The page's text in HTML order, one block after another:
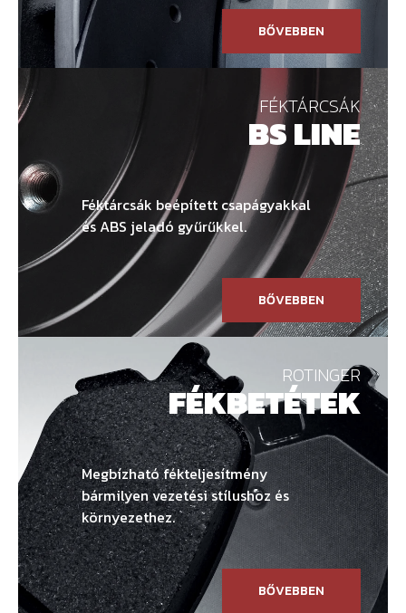
BŐVEBBEN
FÉKTÁRCSÁK
BS LINE
Féktárcsák beépített csapágyakkal
és ABS jeladó gyűrűkkel.
BŐVEBBEN
ROTINGER
FÉKBETÉTEK
Megbízható fékteljesítmény
bármilyen vezetési stílushoz és
környezethez.
BŐVEBBEN